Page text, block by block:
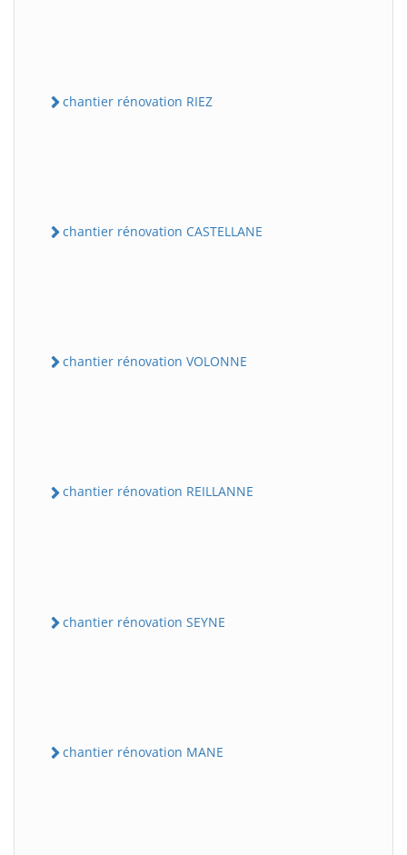
chantier rénovation RIEZ
chantier rénovation CASTELLANE
chantier rénovation VOLONNE
chantier rénovation REILLANNE
chantier rénovation SEYNE
chantier rénovation MANE